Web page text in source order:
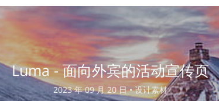
Luma - 面向外宾的活动宣传页
2023 年 09 月 20 日 •设计素材